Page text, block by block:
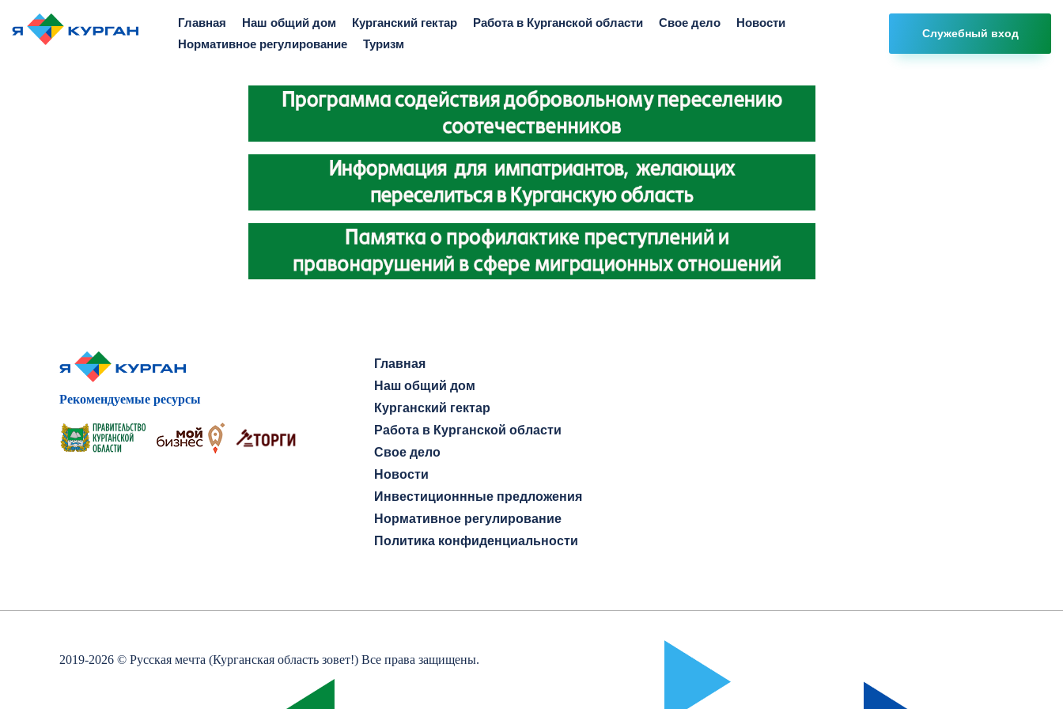
Главная Наш общий дом Курганский гектар Работа в Курганской области Свое дело
Новости
Нормативное регулирование
Туризм
Служебный вход
Рекомендуемые ресурсы
Главная
Наш общий дом
Курганский гектар
Работа в Курганской области
Свое дело
Новости
Инвестиционнные предложения
Нормативное регулирование
Политика конфиденциальности
2019-2026 © Русская мечта (Курганская область зовет!) Все права защищены.